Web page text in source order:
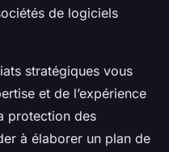
de logiciels
stratégiques vous
et de l’expérience
protection des
à élaborer un plan de